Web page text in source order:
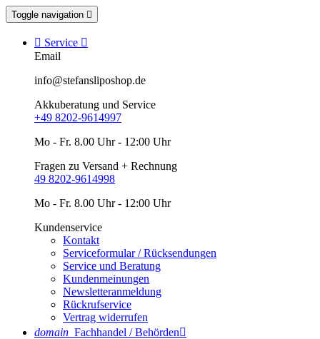
Toggle navigation 
 Service 
Email
info@stefansliposhop.de
Akkuberatung und Service
+49 8202-9614997
Mo - Fr. 8.00 Uhr - 12:00 Uhr
Fragen zu Versand + Rechnung
49 8202-9614998
Mo - Fr. 8.00 Uhr - 12:00 Uhr
Kundenservice
Kontakt
Serviceformular / Rücksendungen
Service und Beratung
Kundenmeinungen
Newsletteranmeldung
Rückrufservice
Vertrag widerrufen
domain Fachhandel / Behörden